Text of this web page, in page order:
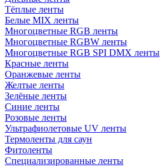
Тёплые ленты
Белые MIX ленты
Многоцветные RGB ленты
Многоцветные RGBW ленты
Многоцветные RGB SPI DMX ленты
Красные ленты
Оранжевые ленты
Желтые ленты
Зелёные ленты
Синие ленты
Розовые ленты
Ультрафиолетовые UV ленты
Термоленты для саун
Фитоленты
Специализированные ленты